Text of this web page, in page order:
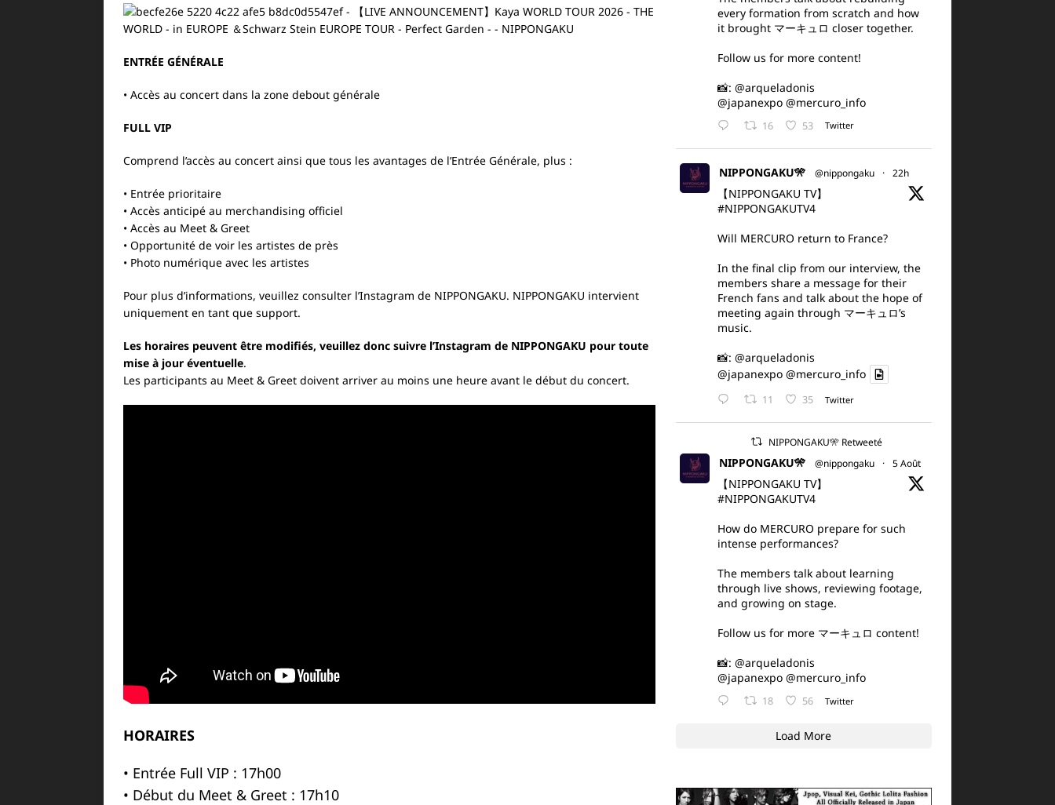
ENTRÉE GÉNÉRALE
• Accès au concert dans la zone debout générale
FULL VIP
Comprend l’accès au concert ainsi que tous les avantages de l’Entrée Générale, plus :
• Entrée prioritaire
• Accès anticipé au merchandising officiel
• Accès au Meet & Greet
• Opportunité de voir les artistes de près
• Photo numérique avec les artistes
Pour plus d’informations, veuillez consulter l’Instagram de NIPPONGAKU. NIPPONGAKU intervient
uniquement en tant que support.
Les horaires peuvent être modifiés, veuillez donc suivre l’Instagram de NIPPONGAKU pour toute
mise à jour éventuelle.
Les participants au Meet & Greet doivent arriver au moins une heure avant le début du concert.
HORAIRES
• Entrée Full VIP : 17h00
• Début du Meet & Greet : 17h10
every formation from scratch and how
it brought マーキュロ closer together.
Follow us for more content!
📸: @arqueladonis
@japanexpo @mercuro_info
16 53 Twitter
NIPPONGAKU🎌 @nippongaku · 22h
【NIPPONGAKU TV】
#NIPPONGAKUTV4
Will MERCURO return to France?
In the final clip from our interview, the
members share a message for their
French fans and talk about the hope of
meeting again through マーキュロ’s
music.
📸: @arqueladonis
@japanexpo @mercuro_info
11 35 Twitter
NIPPONGAKU🎌 Retweeté
NIPPONGAKU🎌 @nippongaku · 5 Août
【NIPPONGAKU TV】
#NIPPONGAKUTV4
How do MERCURO prepare for such
intense performances?
The members talk about learning
through live shows, reviewing footage,
and growing on stage.
Follow us for more マーキュロ content!
📸: @arqueladonis
@japanexpo @mercuro_info
18 56 Twitter
Load More